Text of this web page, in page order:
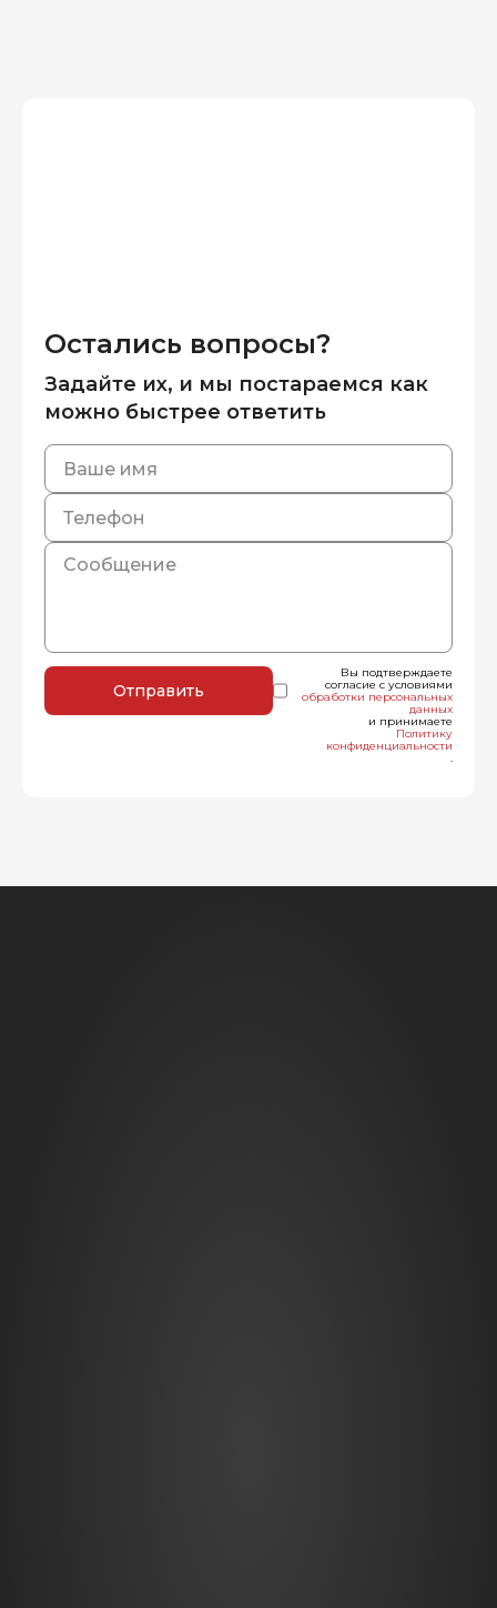
Остались вопросы?
Задайте их, и мы постараемся как
можно быстрее ответить
Отправить
Вы подтверждаете
согласие с условиями
обработки персональных
данных
и принимаете
Политику
конфиденциальности
.